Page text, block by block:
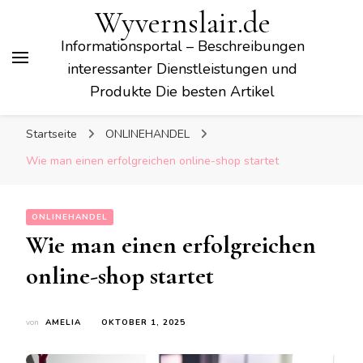
Wyvernslair.de
Informationsportal – Beschreibungen
interessanter Dienstleistungen und
Produkte Die besten Artikel
Startseite
ONLINEHANDEL
Wie man einen erfolgreichen online-shop startet
ONLINEHANDEL
Wie man einen erfolgreichen
online-shop startet
von AMELIA OKTOBER 1, 2025